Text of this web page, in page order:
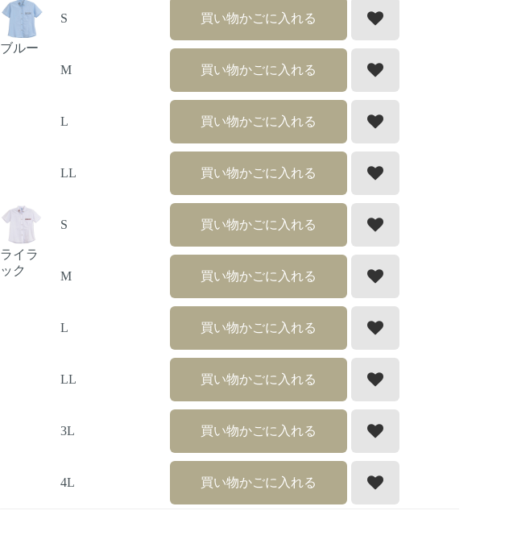
ブルー
S 買い物かごに入れる
M 買い物かごに入れる
L 買い物かごに入れる
LL 買い物かごに入れる
ライラ
ック
S 買い物かごに入れる
M 買い物かごに入れる
L 買い物かごに入れる
LL 買い物かごに入れる
3L 買い物かごに入れる
4L 買い物かごに入れる